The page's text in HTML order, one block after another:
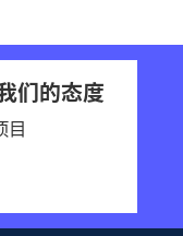
们的态度
目